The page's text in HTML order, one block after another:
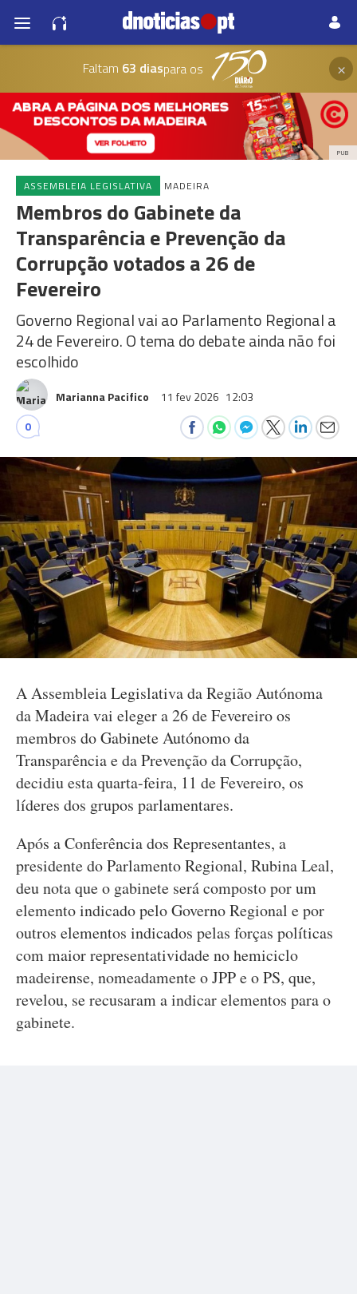
Faltam 63 diaspara os ×
PUB
ASSEMBLEIA LEGISLATIVA MADEIRA
Membros do Gabinete da
Transparência e Prevenção da
Corrupção votados a 26 de
Fevereiro
Governo Regional vai ao Parlamento Regional a
24 de Fevereiro. O tema do debate ainda não foi
escolhido
Marianna Pacifico 11 fev 2026 12:03
0
A Assembleia Legislativa da Região Autónoma
da Madeira vai eleger a 26 de Fevereiro os
membros do Gabinete Autónomo da
Transparência e da Prevenção da Corrupção,
decidiu esta quarta-feira, 11 de Fevereiro, os
líderes dos grupos parlamentares.
Após a Conferência dos Representantes, a
presidente do Parlamento Regional, Rubina Leal,
deu nota que o gabinete será composto por um
elemento indicado pelo Governo Regional e por
outros elementos indicados pelas forças políticas
com maior representatividade no hemiciclo
madeirense, nomeadamente o JPP e o PS, que,
revelou, se recusaram a indicar elementos para o
gabinete.